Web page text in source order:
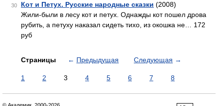
30 Кот и Петух. Русские народные сказки (2008)
Жили-были в лесу кот и петух. Однажды кот пошел дрова
рубить, а петуху наказал сидеть тихо, из окошка не… 172
руб
Страницы ← Предыдущая Следующая →
1 2 3 4 5 6 7 8